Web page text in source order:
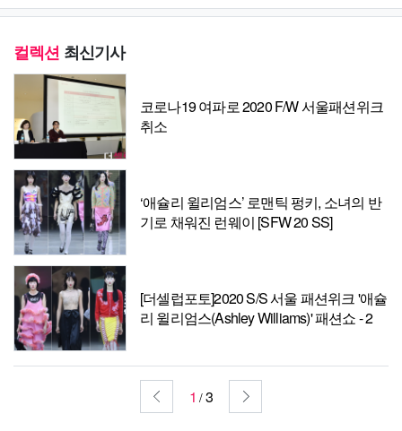
컬렉션 최신기사
코로나19 여파로 2020 F/W 서울패션위크
취소
‘애슐리 윌리엄스’ 로맨틱 펑키, 소녀의 반
기로 채워진 런웨이 [SFW 20 SS]
[더셀럽포토]2020 S/S 서울 패션위크 '애슐
리 윌리엄스(Ashley Williams)' 패션쇼 - 2
1 /3